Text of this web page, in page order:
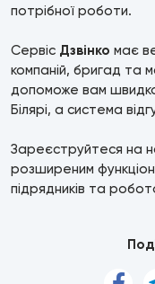
потрібної роботи.
Сервіс Дзвінко має
компаній, бригад та
допоможе вам
Білярі, а система
Зареєструйтеся на
розширеним
підрядників та